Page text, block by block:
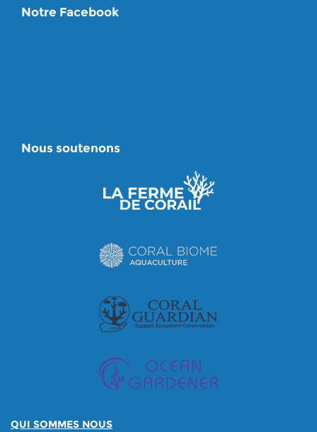
Notre Facebook
Nous soutenons
QUI SOMMES NOUS